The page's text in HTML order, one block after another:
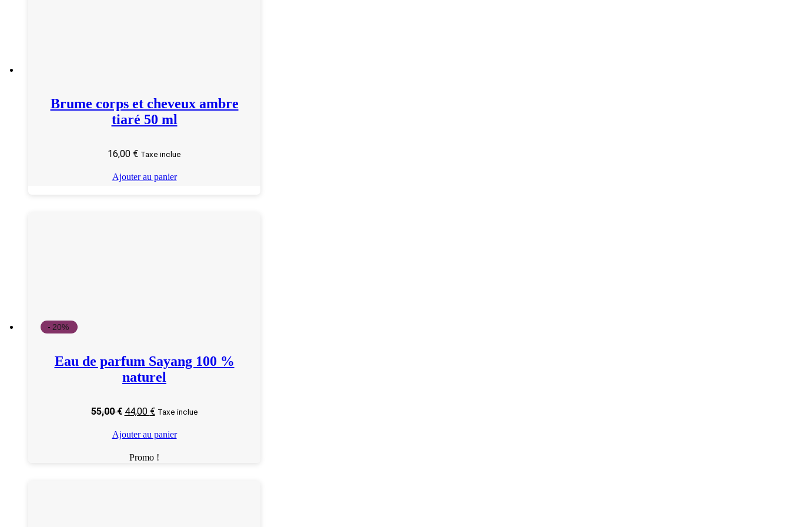
Brume corps et cheveux ambre
tiaré 50 ml
16,00 € Taxe inclue
Ajouter au panier
- 20%
Eau de parfum Sayang 100 %
naturel
55,00€ Le
initial
55,00 €.
44,00 €Le
actuel
44,00 €.
Taxe inclue
Ajouter au panier
Promo !